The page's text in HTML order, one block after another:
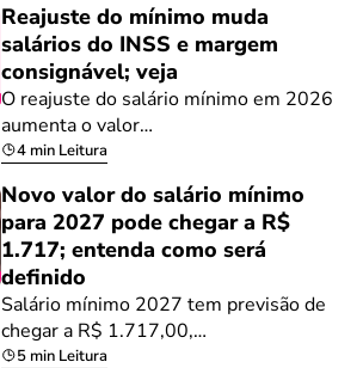
Reajuste do mínimo muda
salários do INSS e margem
consignável; veja
O reajuste do salário mínimo em 2026
aumenta o valor…
4 min Leitura
Novo valor do salário mínimo
para 2027 pode chegar a R$
1.717; entenda como será
definido
Salário mínimo 2027 tem previsão de
chegar a R$ 1.717,00,…
5 min Leitura